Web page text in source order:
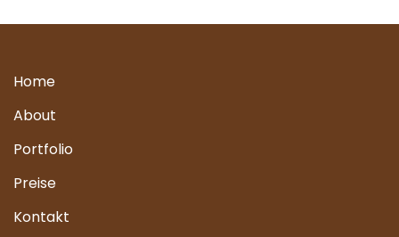
Home
About
Portfolio
Preise
Kontakt